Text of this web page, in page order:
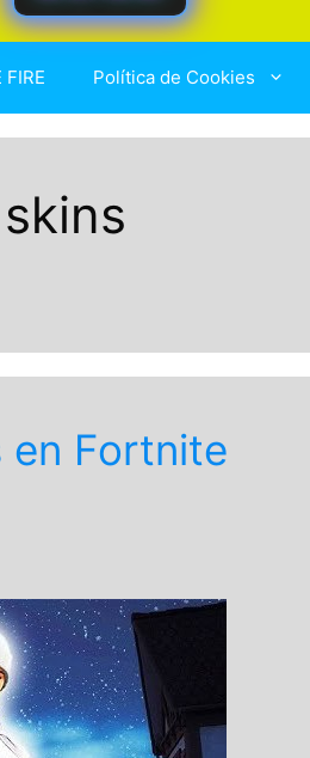
FIRE Política de Cookies
en Fortnite